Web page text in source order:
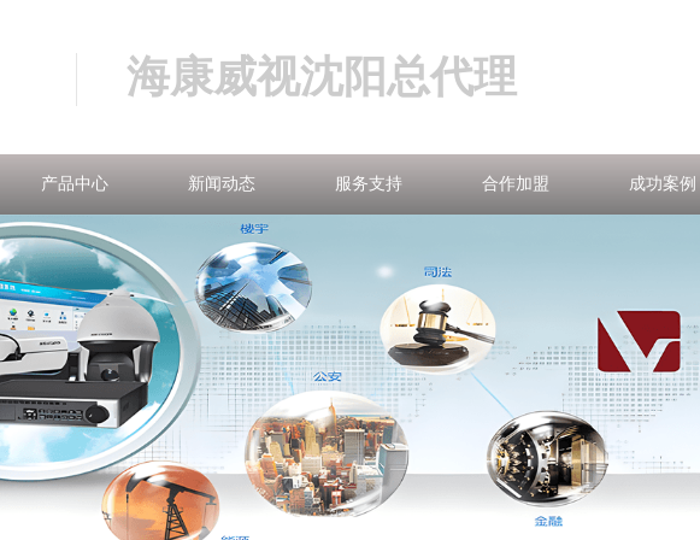
海康威视沈阳总代理
产品中心 新闻动态 服务支持 合作加盟 成功案例